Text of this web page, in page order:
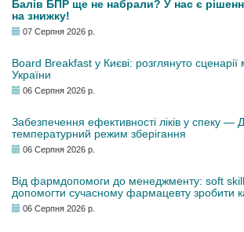
Балів БПР ще не набрали? У нас є
на знижку!
07 Серпня 2026 р.
Board Breakfast у Києві: розглянуто
України
06 Серпня 2026 р.
Забезпечення ефективності ліків у спеку —
температурний режим зберігання
06 Серпня 2026 р.
Від фармдопомоги до менеджменту: soft
допомогти сучасному фармацевту зробити
06 Серпня 2026 р.